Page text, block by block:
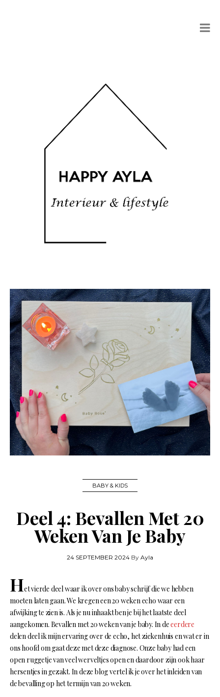
BABY & KIDS
Deel 4: Bevallen Met 20
Weken Van Je Baby
24 SEPTEMBER 2024 By Ayla
Het vierde deel waar ik over ons baby schrijf die we hebben
moeten laten gaan. We kregen een 20 weken echo waar een
afwijking te zien is. Als je nu inhaakt ben je bij het laatste deel
aangekomen. Bevallen met 20 weken van je baby. In deeerdere
delen deel ik mijn ervaring over de echo, het ziekenhuis en wat er in
ons hoofd om gaat deze met deze diagnose. Onze baby had een
open ruggetje van veel werveltjes open en daardoor zijn ook haar
hersentjes in gezakt. In deze blog vertel ik je over het inleiden van
de bevalling op het termijn van 20 weken.